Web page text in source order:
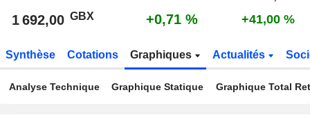
1 692,00 GBX +0,71 % +41,00 %
Synthèse Cotations Graphiques Actualités
Analyse Technique Graphique Statique Graphique Total